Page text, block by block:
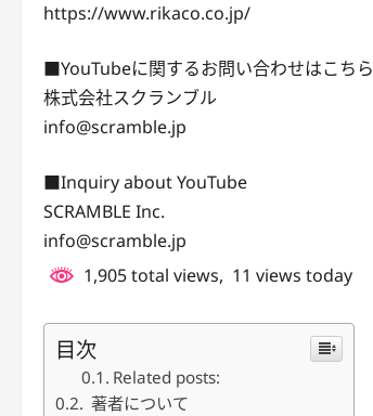
https://www.rikaco.co.jp/
■YouTubeに関するお問い合わせはこちら
株式会社スクランブル
info@scramble.jp
■Inquiry about YouTube
SCRAMBLE Inc.
info@scramble.jp
1,905 total views, 11 views today
目次
Related posts:
著者について